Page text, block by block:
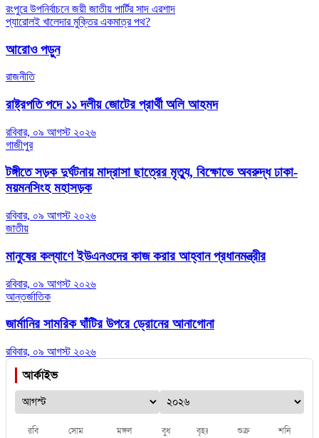
Post
navigation
রংপুরে উপনির্বাচনে জয়ী জাতীয় পার্টির সাদ এরশাদ
প্যারোলই খালেদার মুক্তির একমাত্র পথ?
আরোও পড়ুন
রাজনীতি
রাষ্ট্রপতি পদে ১১ দলীয় জোটের প্রার্থী অলি আহমদ
রবিবার, ০৯ আগস্ট ২০২৬
গাজীপুর
টঙ্গীতে সড়ক দুর্ঘটনায় মাদ্রাসা ছাত্রের মৃত্যু, বিক্ষোভে অবরুদ্ধ ঢাকা-
ময়মনসিংহ মহাসড়ক
রবিবার, ০৯ আগস্ট ২০২৬
জাতীয়
মানুষের কল্যাণে ইউএনওদের কাজ করার আহ্বান প্রধানমন্ত্রীর
রবিবার, ০৯ আগস্ট ২০২৬
আন্তর্জাতিক
জার্মানির সামরিক ঘাঁটির উপরে ড্রোনের আনাগোনা
রবিবার, ০৯ আগস্ট ২০২৬
আর্কাইভ
রবি সোম মঙ্গল বুধ বৃহঃ শুক্র শনি